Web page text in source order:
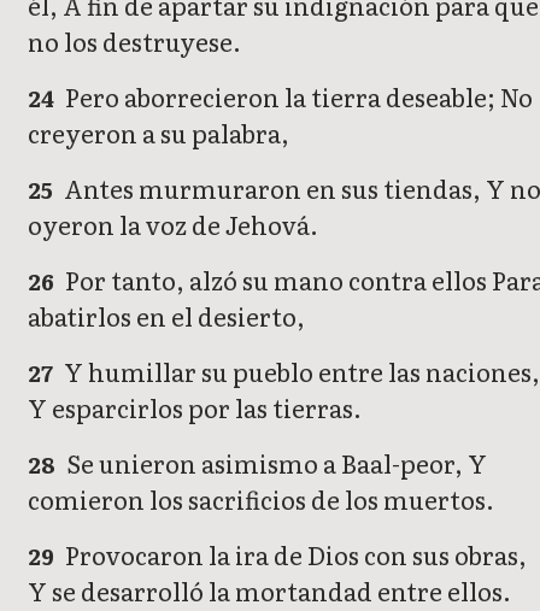
no los destruyese.
24 Pero aborrecieron la tierra deseable; No
creyeron a su palabra,
25 Antes murmuraron en sus tiendas, Y
oyeron la voz de Jehová.
26 Por tanto, alzó su mano contra ellos
abatirlos en el desierto,
27 Y humillar su pueblo entre las naciones,
Y esparcirlos por las tierras.
28 Se unieron asimismo a Baal-peor, Y
comieron los sacrificios de los muertos.
29 Provocaron la ira de Dios con sus obras,
Y se desarrolló la mortandad entre ellos.